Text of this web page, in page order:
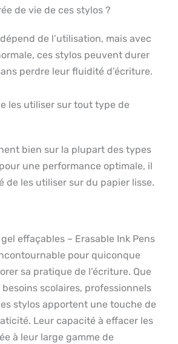
de vie de ces stylos ?
de l’utilisation, mais avec
ces stylos peuvent durer
perdre leur fluidité d’écriture.
les utiliser sur tout type de
bien sur la plupart des types
une performance optimale, il
de les utiliser sur du papier lisse.
effaçables – Erasable Ink Pens
pour quiconque
sa pratique de l’écriture. Que
scolaires, professionnels
stylos apportent une touche de
Leur capacité à effacer les
à leur large gamme de